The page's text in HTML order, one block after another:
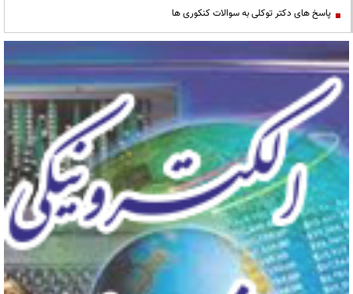
پاسخ های دکتر توکلی به سوالات کنکوری ها